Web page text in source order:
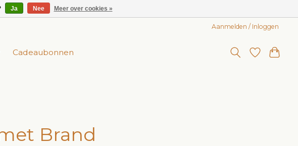
Aanmelden / Inloggen
Cadeaubonnen
Brand
Ja Nee Meer over cookies »